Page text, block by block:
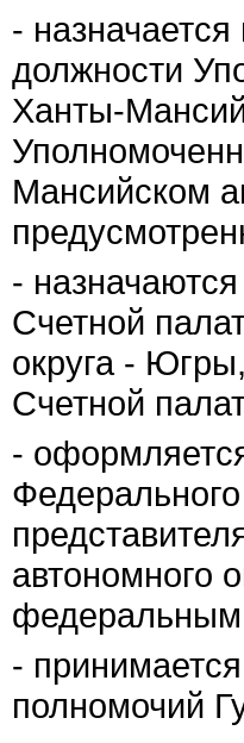
-
должности
Ханты-
Мансийском
-
Счетной
округа -
Счетной
-
автономного
федеральным
-
полномочий